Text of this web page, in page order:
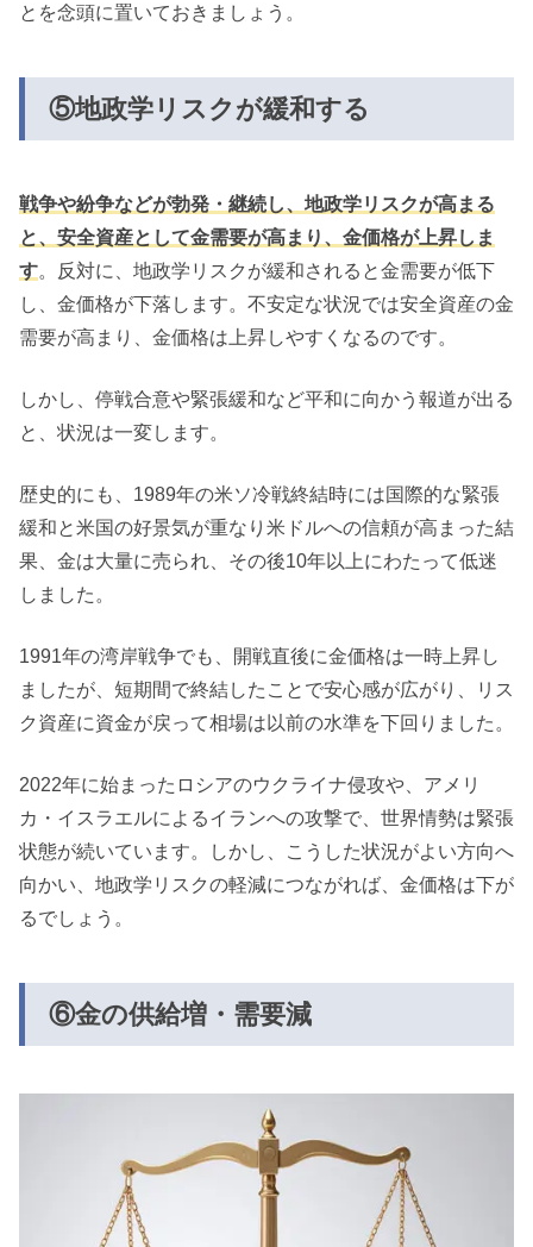
とを念頭に置いておきましょう。
⑤地政学リスクが緩和する
戦争や紛争などが勃発・継続し、地政学リスクが高まる
と、安全資産として金需要が高まり、金価格が上昇しま
す。反対に、地政学リスクが緩和されると金需要が低下
し、金価格が下落します。不安定な状況では安全資産の金
需要が高まり、金価格は上昇しやすくなるのです。
しかし、停戦合意や緊張緩和など平和に向かう報道が出る
と、状況は一変します。
歴史的にも、1989年の米ソ冷戦終結時には国際的な緊張
緩和と米国の好景気が重なり米ドルへの信頼が高まった結
果、金は大量に売られ、その後10年以上にわたって低迷
しました。
1991年の湾岸戦争でも、開戦直後に金価格は一時上昇し
ましたが、短期間で終結したことで安心感が広がり、リス
ク資産に資金が戻って相場は以前の水準を下回りました。
2022年に始まったロシアのウクライナ侵攻や、アメリ
カ・イスラエルによるイランへの攻撃で、世界情勢は緊張
状態が続いています。しかし、こうした状況がよい方向へ
向かい、地政学リスクの軽減につながれば、金価格は下が
るでしょう。
⑥金の供給増・需要減